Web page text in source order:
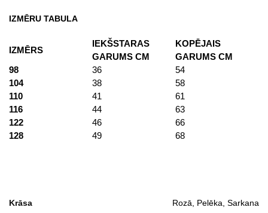
IZMĒRU TABULA
IZMĒRS
IEKŠSTARAS
GARUMS CM
KOPĒJAIS
GARUMS CM
98
36
54
104
38
58
110
41
61
116
44
63
122
46
66
128
49 68
Krāsa Rozā, Pelēka, Sarkana